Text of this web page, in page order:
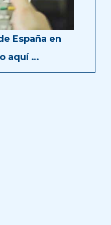
España en
aquí …